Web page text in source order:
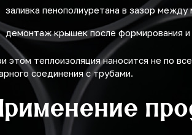
заливка пенополиуретана в зазор
демонтаж крышек после формирования и
этом теплоизоляция наносится не по
соединения с трубами.